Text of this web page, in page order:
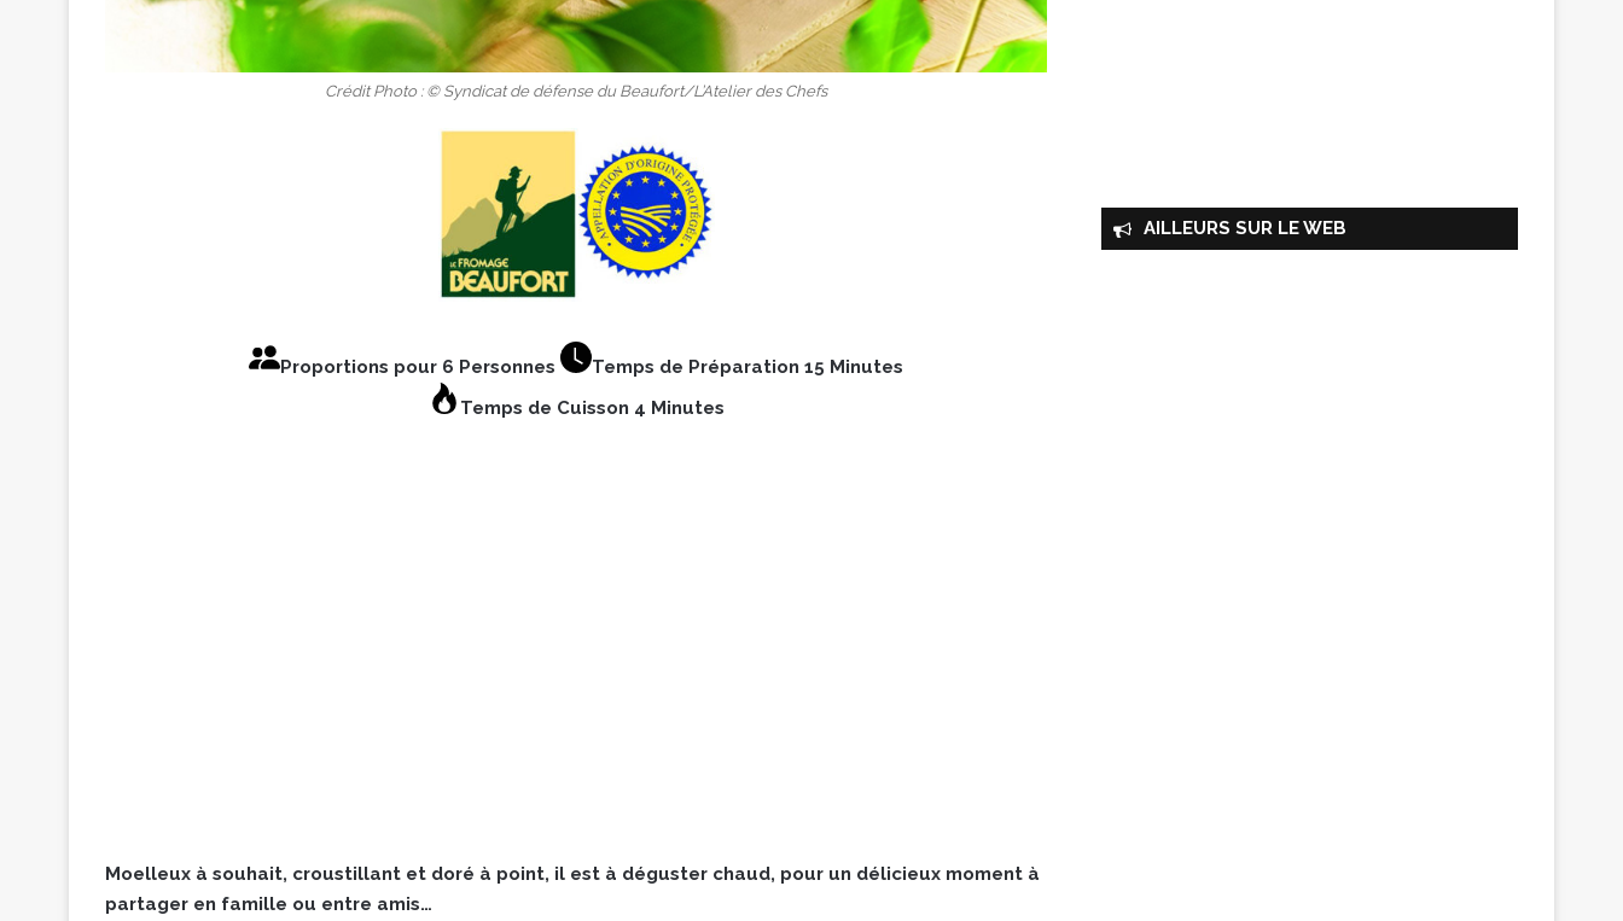
Crédit Photo : © Syndicat de défense du Beaufort/L’Atelier des Chefs
Proportions pour 6 Personnes
Temps de Préparation 15 Minutes
Temps de Cuisson 4 Minutes
Moelleux à souhait, croustillant et doré à point, il est à déguster chaud, pour un délicieux moment à
partager en famille ou entre amis…
AILLEURS SUR LE WEB